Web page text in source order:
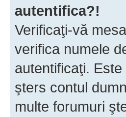
autentifica?!
Verificaţi-vă
verifica numele
autentificaţi.
şters contul
multe forumuri